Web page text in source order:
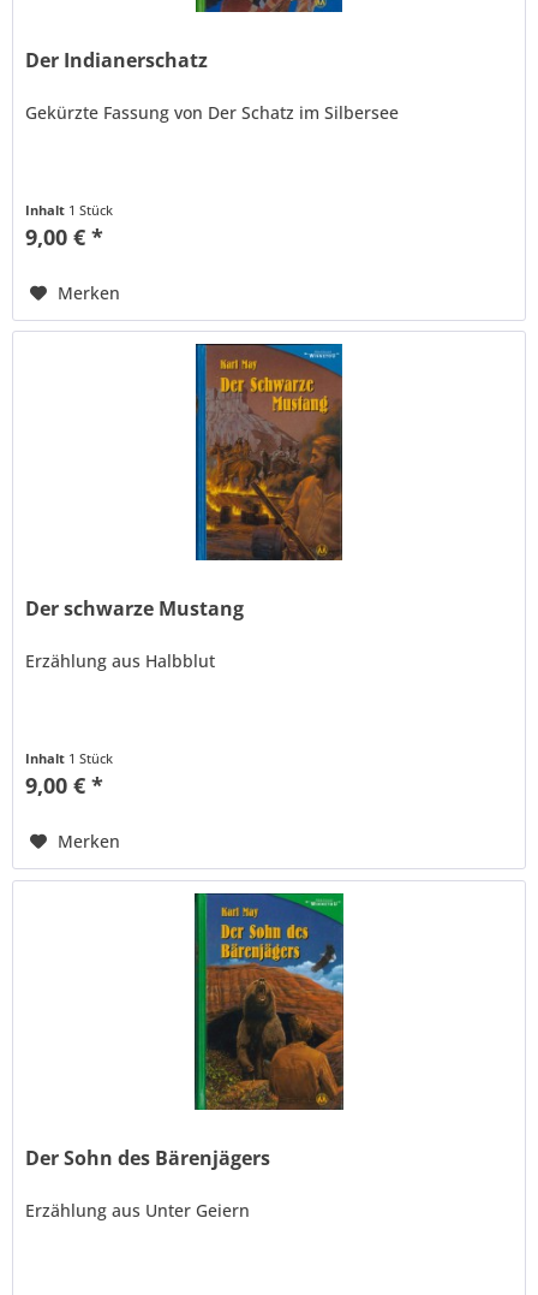
Der Indianerschatz
Gekürzte Fassung von Der Schatz im Silbersee
Inhalt 1 Stück
9,00 € *
Merken
Der schwarze Mustang
Erzählung aus Halbblut
Inhalt 1 Stück
9,00 € *
Merken
Der Sohn des Bärenjägers
Erzählung aus Unter Geiern